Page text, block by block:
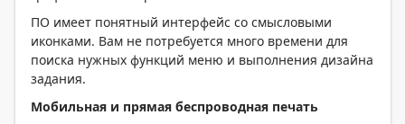
ПО имеет понятный интерфейс со смысловыми
иконками. Вам не потребуется много времени для
поиска нужных функций меню и выполнения дизайна
задания.
Мобильная и прямая беспроводная печать